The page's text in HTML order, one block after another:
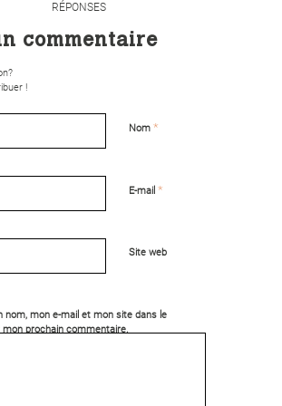
RÉPONSES
commentaire
!
Nom *
E-mail *
Site web
nom, mon e-mail et mon site dans le
mon prochain commentaire.